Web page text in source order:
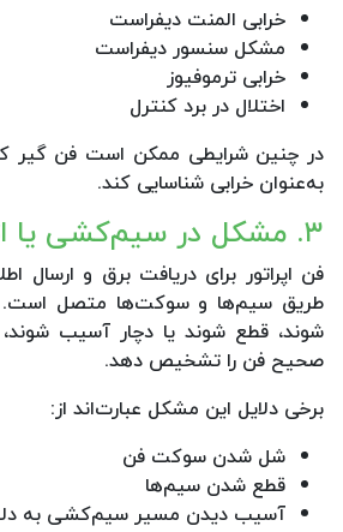
خرابی المنت دیفراست
مشکل سنسور دیفراست
خرابی ترموفیوز
اختلال در برد کنترل
در چنین شرایطی ممکن است فن گیر
به‌عنوان خرابی شناسایی کند.
۳. مشکل در سیم‌کشی یا اتصالات فن
فن اپراتور برای دریافت برق و ارسال
طریق سیم‌ها و سوکت‌ها متصل است.
شوند، قطع شوند یا دچار آسیب شوند،
صحیح فن را تشخیص دهد.
برخی دلایل این مشکل عبارت‌اند از:
شل شدن سوکت فن
قطع شدن سیم‌ها
آسیب دیدن مسیر سیم‌کشی به